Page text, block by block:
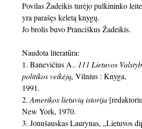
Povilas Žadeikis turėjo pulkininko
yra parašęs keletą knygų.
Jo brolis buvo Pranciškus Žadeikis.
Naudota literatūra:
Banevičius A.. 111 Lietuvos
politikos veikėjų, Vilnius : Knyga,
1991.
Amerikos lietuvių istorija
New York, 1970.
Jonušauskas Laurynas, „Lietuvos